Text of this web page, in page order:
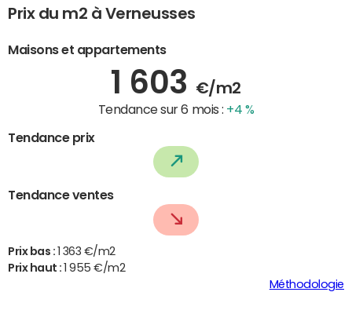
Prix du m2 à Verneusses
Maisons et appartements
1 603 €/m2
Tendance sur 6 mois : +4 %
Tendance prix
Tendance ventes
Prix bas :
1 363 €/m2
Prix haut :
1 955 €/m2
Méthodologie